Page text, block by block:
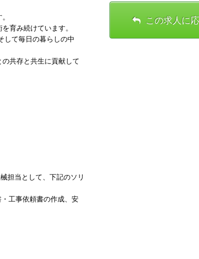
育み続けています。
して毎日の暮らしの中
共存と共生に貢献して
担当として、下記のソリ
事依頼書の作成、安
この求人に